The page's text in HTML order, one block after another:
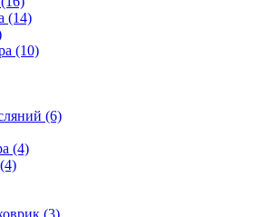
(14)
(10)
(6)
(4)
(4)
(3)